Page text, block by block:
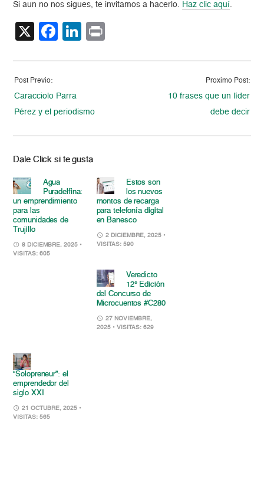
Si aun no nos sigues, te invitamos a hacerlo. Haz clic aquí.
X Facebook
LinkedIn
Post Previo:
Caracciolo Parra
Pérez y el periodismo
Proximo Post:
10 frases que un líder
debe decir
Dale Click si te gusta
Agua
Puradelfina:
un emprendimiento
para las
comunidades de
Trujillo
8 DICIEMBRE, 2025 •
VISITAS: 605
Estos son
los nuevos
montos de recarga
para telefonía digital
en Banesco
2 DICIEMBRE, 2025 •
VISITAS: 590
Veredicto
12° Edición
del Concurso de
Microcuentos #C280
27 NOVIEMBRE,
2025 • VISITAS: 629
“Solopreneur”: el
emprendedor del
siglo XXI
21 OCTUBRE, 2025 •
VISITAS: 565